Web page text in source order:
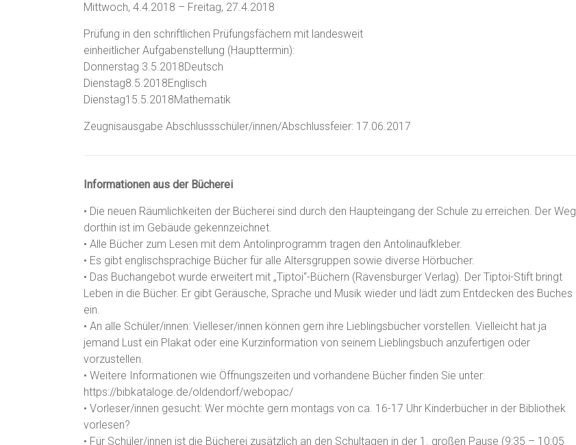
Mittwoch, 4.4.2018 – Freitag, 27.4.2018
Prüfung in den schriftlichen Prüfungsfächern mit landesweit
einheitlicher Aufgabenstellung (Haupttermin):
Donnerstag ​3.5.2018​Deutsch
Dienstag​8.5.2018​Englisch
Dienstag​15.5.2018​Mathematik
Zeugnisausgabe Abschlussschüler/innen/Abschlussfeier: 17.06.2017
Informationen aus der Bücherei
• Die neuen Räumlichkeiten der Bücherei sind durch den Haupteingang der Schule zu erreichen. Der Weg
dorthin ist im Gebäude gekennzeichnet.
• Alle Bücher zum Lesen mit dem Antolinprogramm tragen den Antolinaufkleber.
• Es gibt englischsprachige Bücher für alle Altersgruppen sowie diverse Hörbucher.
• Das Buchangebot wurde erweitert mit „Tiptoi“-Büchern (Ravensburger Verlag). Der Tiptoi-Stift bringt
Leben in die Bücher. Er gibt Geräusche, Sprache und Musik wieder und lädt zum Entdecken des Buches
ein.
• An alle Schüler/innen: Vielleser/innen können gern ihre Lieblingsbücher vorstellen. Vielleicht hat ja
jemand Lust ein Plakat oder eine Kurzinformation von seinem Lieblingsbuch anzufertigen oder
vorzustellen.
• Weitere Informationen wie Öffnungszeiten und vorhandene Bücher finden Sie unter:
https://bibkataloge.de/oldendorf/webopac/
• Vorleser/innen gesucht: Wer möchte gern montags von ca. 16-17 Uhr Kinderbücher in der Bibliothek
vorlesen?
• Für Schüler/innen ist die Bücherei zusätzlich an den Schultagen in der 1. großen Pause (9:35 – 10:05